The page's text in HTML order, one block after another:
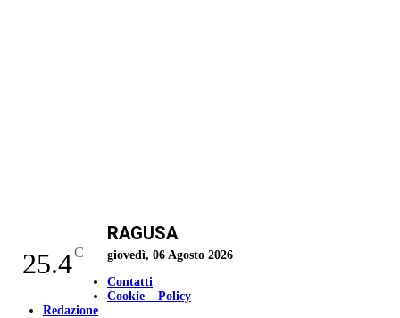
25.4C
RAGUSA
giovedì, 06 Agosto 2026
Contatti
Cookie – Policy
Redazione